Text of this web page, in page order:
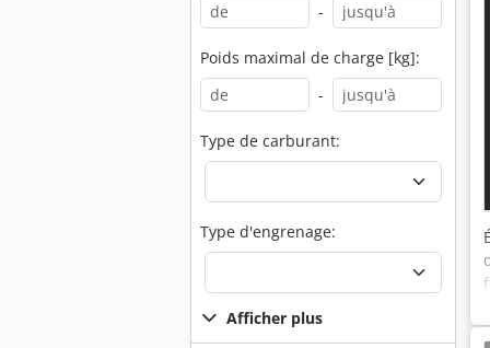
-
Poids maximal de charge [kg]:
-
Type de carburant:
Type d'engrenage:
Afficher plus